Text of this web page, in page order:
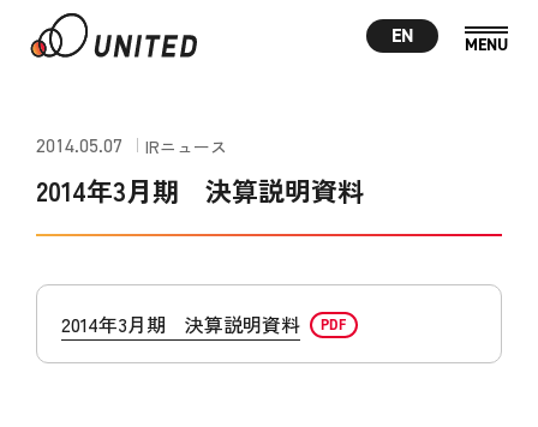
EN
2014.05.07 IRニュース
2014年3月期 決算説明資料
2014年3月期 決算説明資料